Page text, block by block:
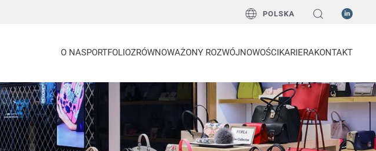
POLSKA
O NASPORTFOLIOZRÓWNOWAŻONY ROZWÓJNOWOŚCIKARIERAKONTAKT